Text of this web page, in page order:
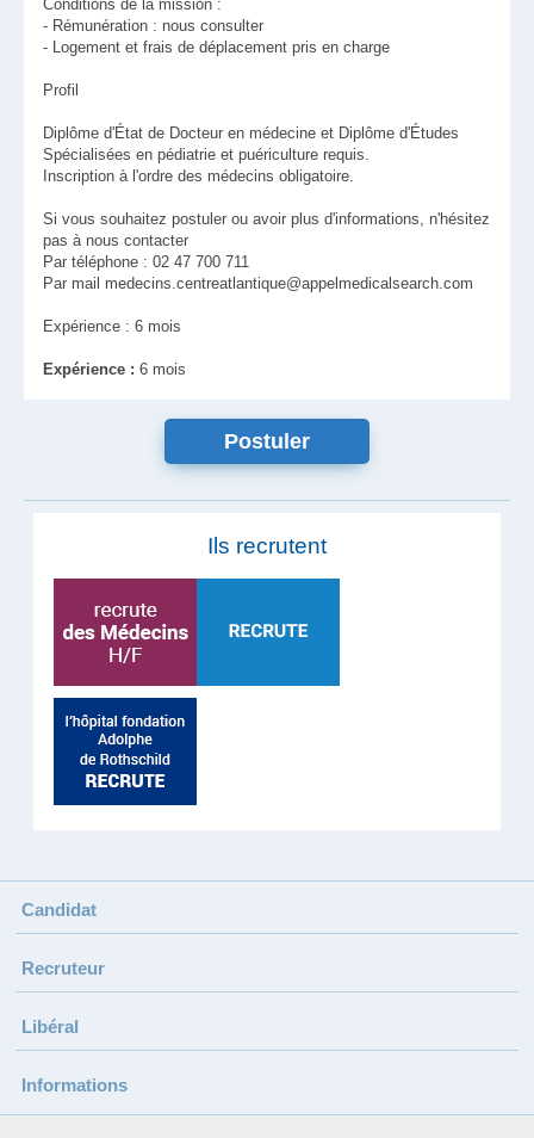
Conditions de la mission :
- Rémunération : nous consulter
- Logement et frais de déplacement pris en charge
Profil
Diplôme d'État de Docteur en médecine et Diplôme d'Études
Spécialisées en pédiatrie et puériculture requis.
Inscription à l'ordre des médecins obligatoire.
Si vous souhaitez postuler ou avoir plus d'informations, n'hésitez
pas à nous contacter
Par téléphone : 02 47 700 711
Par mail medecins.centreatlantique@appelmedicalsearch.com
Expérience : 6 mois
Expérience : 6 mois
Ils recrutent
Candidat
Recruteur
Libéral
Informations